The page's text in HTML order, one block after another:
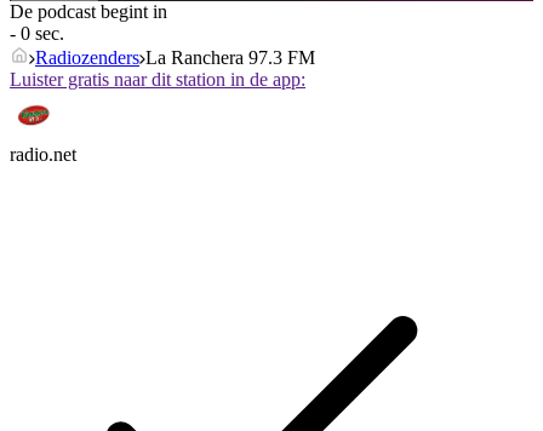
De podcast begint in
- 0 sec.
Radiozenders La Ranchera 97.3 FM
Luister gratis naar dit station in de app:
radio.net